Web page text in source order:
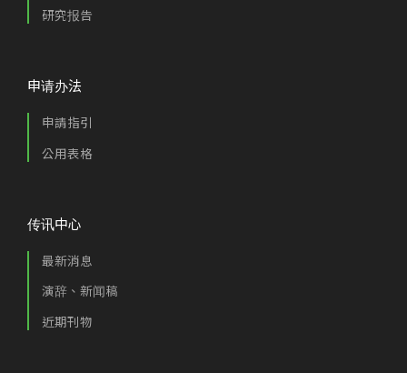
研究报告
申请办法
申請指引
公用表格
传讯中心
最新消息
演辞、新闻稿
近期刊物